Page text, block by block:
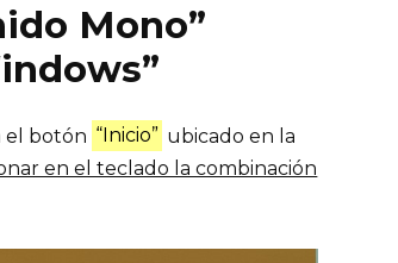
Mono”
el botón “Inicio” ubicado en la
en el teclado la combinación